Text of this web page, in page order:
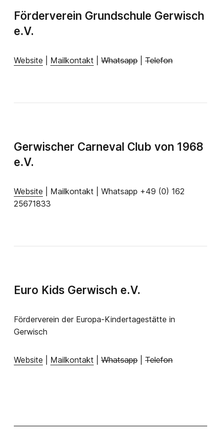
Förderverein Grundschule Gerwisch
e.V.
Website Mailkontakt Whatsapp Telefon
Gerwischer Carneval Club von 1968
e.V.
Website | Mailkontakt | Whatsapp +49 (0) 162
25671833
Euro Kids Gerwisch e.V.
Förderverein der Europa-Kindertagestätte in
Gerwisch
Website Mailkontakt Whatsapp Telefon